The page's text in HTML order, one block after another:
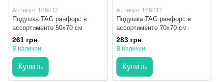
Артикул: 166812
Подушка TAG ранфорс в
ассортименте 50x70 см
261 грн
В наличии
Купить
Артикул: 166812
Подушка TAG ранфорс в
ассортименте 70x70 см
283 грн
В наличии
Купить